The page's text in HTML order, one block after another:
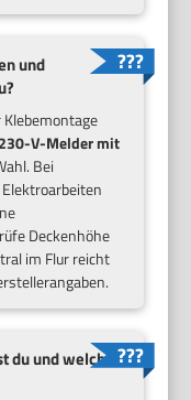
und
230-V-Melder mit
Bei
Deckenhöhe
im Flur reicht
du und welches